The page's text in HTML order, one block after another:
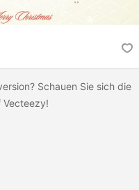
Schauen Sie sich die
Vecteezy!